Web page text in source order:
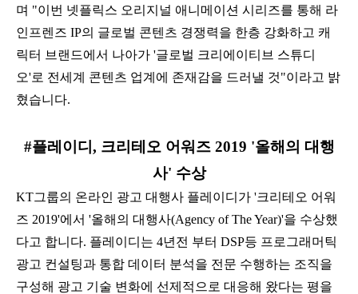
며 "이번 넷플릭스 오리지널 애니메이션 시리즈를 통해 라
인프렌즈 IP의 글로벌 콘텐츠 경쟁력을 한층 강화하고 캐
릭터 브랜드에서 나아가 '글로벌 크리에이티브 스튜디
오'로 전세계 콘텐츠 업계에 존재감을 드러낼 것"이라고 밝
혔습니다.
#플레이디, 크리테오 어워즈 2019 '올해의 대행
사' 수상
KT그룹의 온라인 광고 대행사 플레이디가 '크리테오 어워
즈 2019'에서 '올해의 대행사(Agency of The Year)'을 수상했
다고 합니다. 플레이디는 4년전 부터 DSP등 프로그래머틱
광고 컨설팅과 통합 데이터 분석을 전문 수행하는 조직을
구성해 광고 기술 변화에 선제적으로 대응해 왔다는 평을